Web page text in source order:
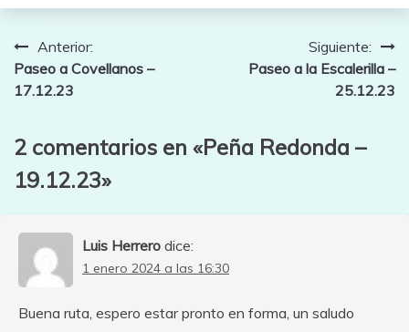
Navegación
de
Anterior:
Paseo a Covellanos –
17.12.23
Siguiente:
Paseo a la Escalerilla –
25.12.23
2 comentarios en «Peña Redonda –
19.12.23»
Luis Herrero dice:
1 enero 2024 a las 16:30
Buena ruta, espero estar pronto en forma, un saludo